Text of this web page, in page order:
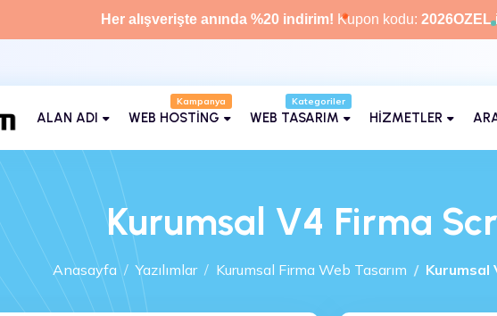
Her alışverişte anında %20 indirim! Kupon kodu: 2026OZEL
ALAN ADI WEB HOSTİNG
Kategoriler
WEB TASARIM HİZMETLER
Kurumsal V4 Firma
Anasayfa Yazılımlar Kurumsal Firma Web Tasarım Kurumsal